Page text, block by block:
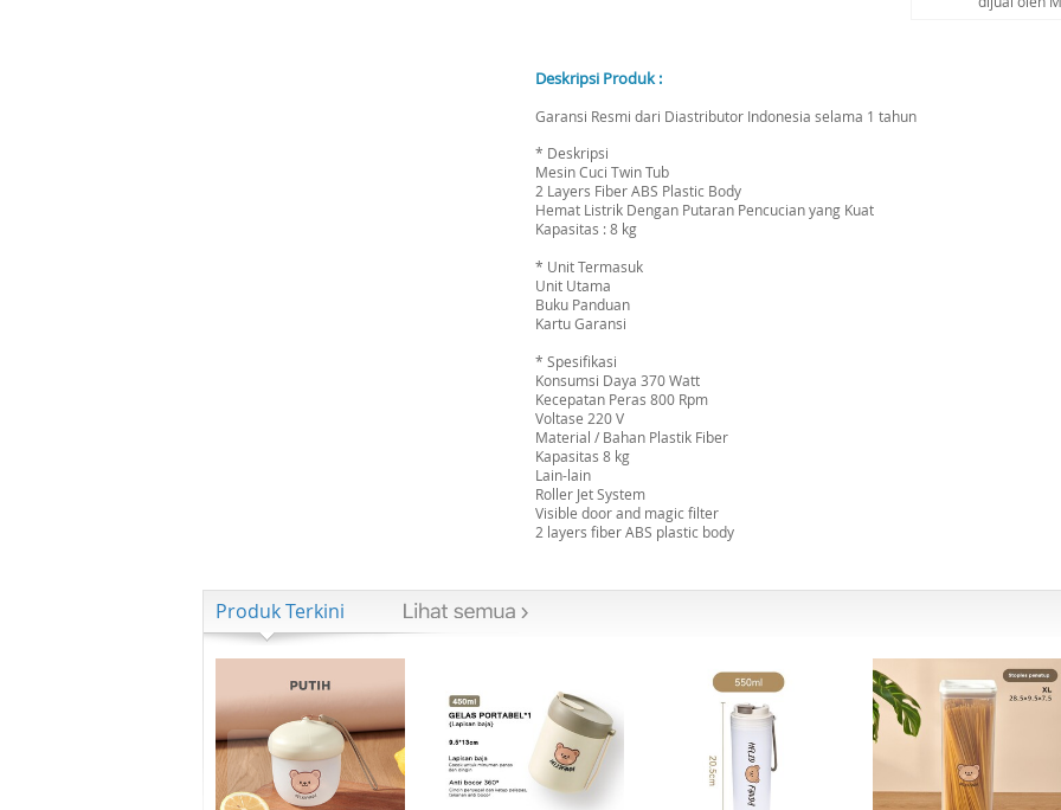
Deskripsi Produk :
Garansi Resmi dari Diastributor Indonesia selama 1 tahun
* Deskripsi
Mesin Cuci Twin Tub
2 Layers Fiber ABS Plastic Body
Hemat Listrik Dengan Putaran Pencucian yang Kuat
Kapasitas : 8 kg
* Unit Termasuk
Unit Utama
Buku Panduan
Kartu Garansi
* Spesifikasi
Konsumsi Daya 370 Watt
Kecepatan Peras 800 Rpm
Voltase 220 V
Material / Bahan Plastik Fiber
Kapasitas 8 kg
Lain-lain
Roller Jet System
Visible door and magic filter
2 layers fiber ABS plastic body
Produk Terkini